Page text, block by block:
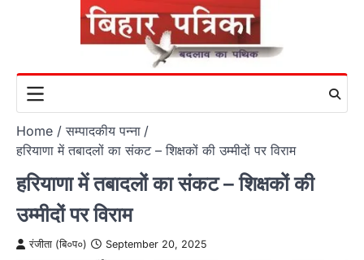
Home
सम्पादकीय पन्ना
हरियाणा में तबादलों का संकट – शिक्षकों की उम्मीदों पर विराम
हरियाणा में तबादलों का संकट – शिक्षकों की
उम्मीदों पर विराम
रंजीता (बि०प०) September 20, 2025